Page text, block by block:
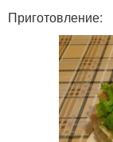
Приготовление: